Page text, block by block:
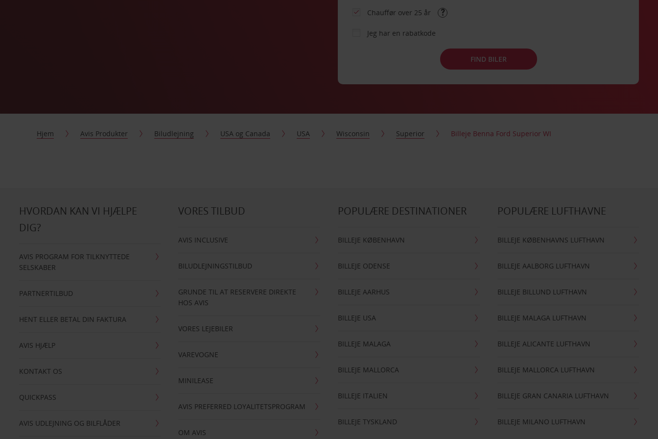
Chauffør over 25 år
Jeg har en rabatkode
FIND BILER
Hjem Avis Produkter Biludlejning USA og Canada USA Wisconsin Superior Billeje Benna Ford Superior WI
HVORDAN KAN VI HJÆLPE
DIG?
AVIS PROGRAM FOR TILKNYTTEDE
SELSKABER
PARTNERTILBUD
HENT ELLER BETAL DIN FAKTURA
AVIS HJÆLP
KONTAKT OS
QUICKPASS
AVIS UDLEJNING OG BILFLÅDER
VORES TILBUD
AVIS INCLUSIVE
BILUDLEJNINGSTILBUD
GRUNDE TIL AT RESERVERE DIREKTE
HOS AVIS
VORES LEJEBILER
VAREVOGNE
MINILEASE
AVIS PREFERRED LOYALITETSPROGRAM
OM AVIS
POPULÆRE DESTINATIONER
BILLEJE KØBENHAVN
BILLEJE ODENSE
BILLEJE AARHUS
BILLEJE USA
BILLEJE MALAGA
BILLEJE MALLORCA
BILLEJE ITALIEN
BILLEJE TYSKLAND
POPULÆRE LUFTHAVNE
BILLEJE KØBENHAVNS LUFTHAVN
BILLEJE AALBORG LUFTHAVN
BILLEJE BILLUND LUFTHAVN
BILLEJE MALAGA LUFTHAVN
BILLEJE ALICANTE LUFTHAVN
BILLEJE MALLORCA LUFTHAVN
BILLEJE GRAN CANARIA LUFTHAVN
BILLEJE MILANO LUFTHAVN